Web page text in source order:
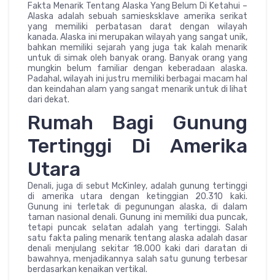
Fakta Menarik Tentang Alaska Yang Belum Di Ketahui –
Alaska adalah sebuah samiesksklave amerika serikat
yang memiliki perbatasan darat dengan wilayah
kanada. Alaska ini merupakan wilayah yang sangat unik,
bahkan memiliki sejarah yang juga tak kalah menarik
untuk di simak oleh banyak orang. Banyak orang yang
mungkin belum familiar dengan keberadaan alaska.
Padahal, wilayah ini justru memiliki berbagai macam hal
dan keindahan alam yang sangat menarik untuk di lihat
dari dekat.
Rumah Bagi Gunung
Tertinggi Di Amerika
Utara
Denali, juga di sebut McKinley, adalah gunung tertinggi
di amerika utara dengan ketinggian 20.310 kaki.
Gunung ini terletak di pegunungan alaska, di dalam
taman nasional denali. Gunung ini memiliki dua puncak,
tetapi puncak selatan adalah yang tertinggi. Salah
satu fakta paling menarik tentang alaska adalah dasar
denali menjulang sekitar 18.000 kaki dari daratan di
bawahnya, menjadikannya salah satu gunung terbesar
berdasarkan kenaikan vertikal.